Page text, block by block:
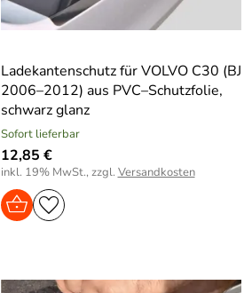
Ladekantenschutz für VOLVO C30 (BJ
2006–2012) aus PVC–Schutzfolie,
schwarz glanz
Sofort lieferbar
12,85 €
inkl. 19% MwSt., zzgl. Versandkosten